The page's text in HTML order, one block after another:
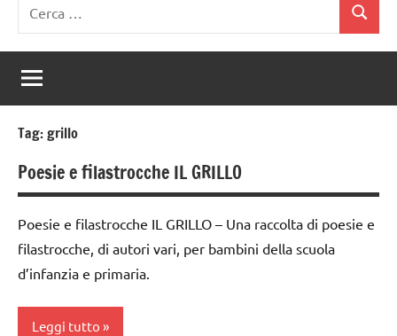
per:
Cerca
Tag:grillo
Poesie e filastrocche IL GRILLO
Poesie e filastrocche IL GRILLO – Una raccolta di poesie e
filastrocche, di autori vari, per bambini della scuola
d’infanzia e primaria.
Leggi tutto